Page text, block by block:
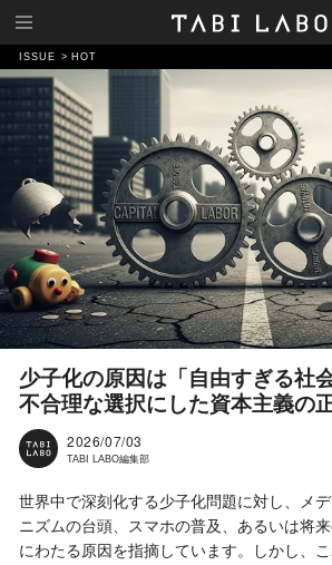
ISSUE HOT
少子化の原因は「自由すぎる社
不合理な選択にした資本主義の
2026/07/03
TABI LABO編集部
世界中で深刻化する少子化問題に対し、メ
ニズムの台頭、スマホの普及、あるいは将
にわたる原因を指摘しています。しかし、